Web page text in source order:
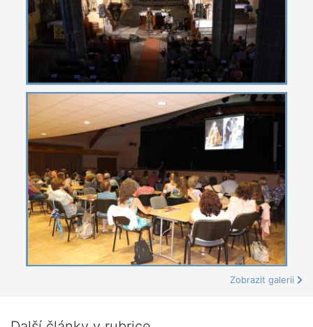
Zobrazit galerii